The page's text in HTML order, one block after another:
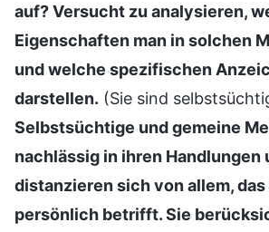
auf? Versucht zu analysieren,
Eigenschaften man in solchen
und welche spezifischen
darstellen. (Sie sind
Selbstsüchtige und gemeine
nachlässig in ihren Handlungen
distanzieren sich von allem,
persönlich betrifft. Sie